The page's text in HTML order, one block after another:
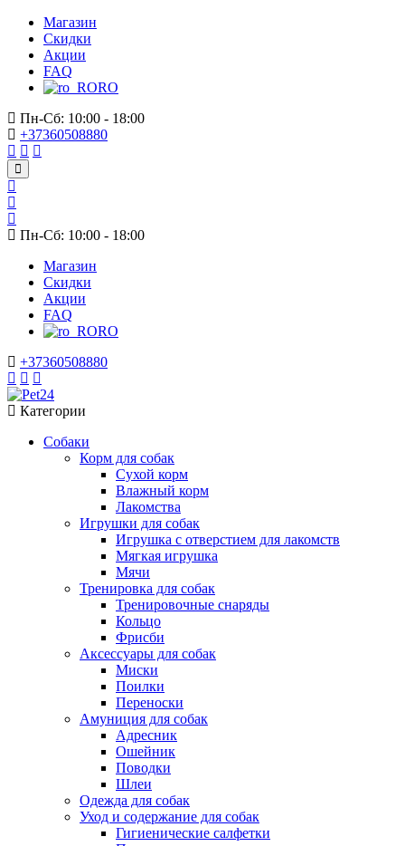
Магазин
Скидки
Акции
FAQ
RO
Пн-Сб: 10:00 - 18:00
+37360508880
Пн-Сб: 10:00 - 18:00
Магазин
Скидки
Акции
FAQ
RO
+37360508880
Категории
Собаки
Корм для собак
Сухой корм
Влажный корм
Лакомства
Игрушки для собак
Игрушка с отверстием для лакомств
Мягкая игрушка
Мячи
Тренировка для собак
Тренировочные снаряды
Кольцо
Фрисби
Аксессуары для собак
Миски
Поилки
Переноски
Амуниция для собак
Адресник
Ошейник
Поводки
Шлеи
Одежда для собак
Уход и содержание для собак
Гигиенические салфетки